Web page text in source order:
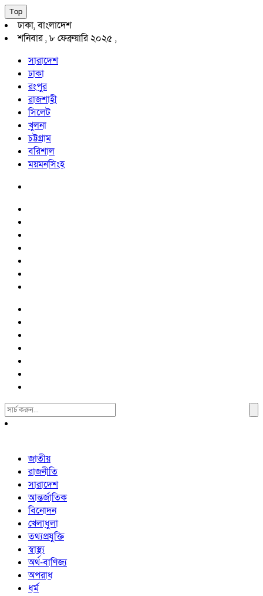
Top
ঢাকা, বাংলাদেশ
শনিবার , ৮ ফেব্রুয়ারি ২০২৫ ,
সারাদেশ
ঢাকা
রংপুর
রাজশাহী
সিলেট
খুলনা
চট্টগ্রাম
বরিশাল
ময়মনসিংহ
Search
For:
জাতীয়
রাজনীতি
সারাদেশ
আন্তর্জাতিক
বিনোদন
খেলাধুলা
তথ্যপ্রযুক্তি
স্বাস্থ্য
অর্থ-বাণিজ্য
অপরাধ
ধর্ম